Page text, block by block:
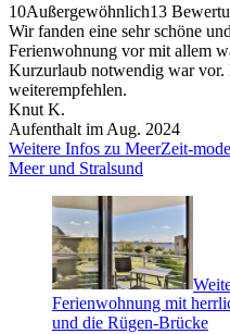
10Außergewöhnlich13
Wir fanden eine sehr schöne
Ferienwohnung vor mit allem
Kurzurlaub notwendig war vor.
weiterempfehlen.
Knut K.
Aufenthalt im Aug. 2024
Weitere Infos zu MeerZeit-
Meer und Stralsund
Ferienwohnung mit
und die Rügen-Brücke